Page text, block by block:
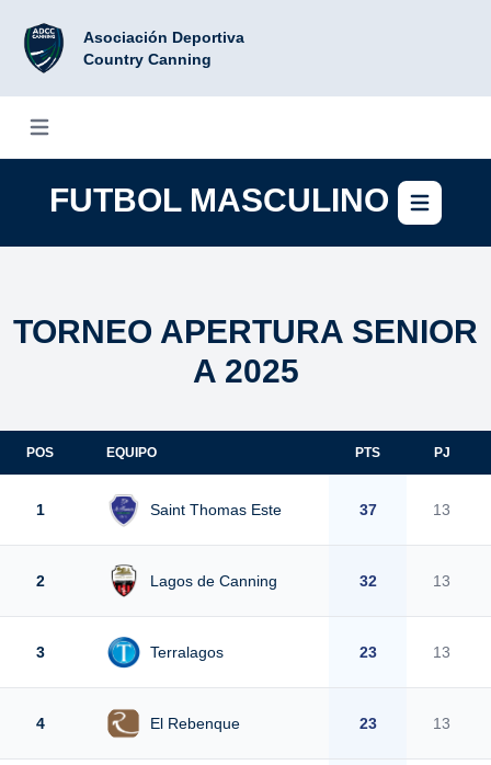
Asociación Deportiva
Country Canning
Abrir menú
FUTBOL MASCULINO
TORNEO APERTURA SENIOR
A 2025
POS EQUIPO PTS PJ
1 Saint Thomas Este 37 13
2 Lagos de Canning 32 13
3 Terralagos 23 13
4 El Rebenque 23 13